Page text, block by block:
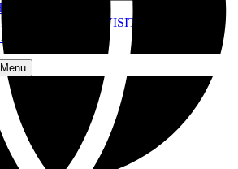
D’ACCUEIL DES VISITEURS
GRENADE